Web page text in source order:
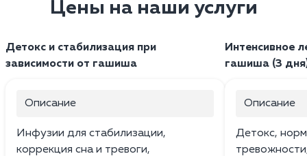
Цены на наши услуги
Детокс и стабилизация при
зависимости от гашиша
Описание
Инфузии для стабилизации,
коррекция сна и тревоги,
Интенсивное
гашиша (3
Описание
Детокс,